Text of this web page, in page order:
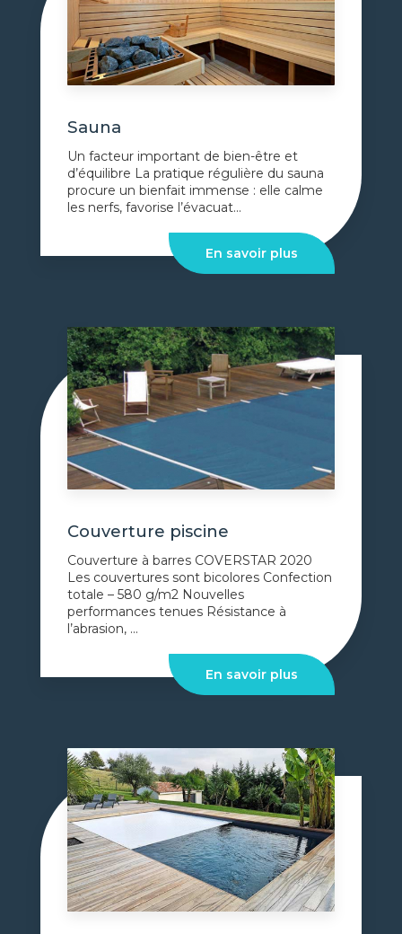
Sauna
Un facteur important de bien-être et
d’équilibre La pratique régulière du sauna
procure un bienfait immense : elle calme
les nerfs, favorise l’évacuat...
En savoir plus
Couverture piscine
Couverture à barres COVERSTAR 2020
Les couvertures sont bicolores Confection
totale – 580 g/m2 Nouvelles
performances tenues Résistance à
l’abrasion, ...
En savoir plus